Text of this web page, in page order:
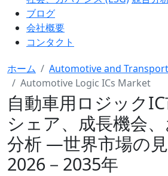
ブログ
会社概要
コンタクト
ホーム
Automotive and
Automotive Logic ICs Market
自動車用ロジックIC
シェア、成長機会
分析 ―世界市場の
2026－2035年